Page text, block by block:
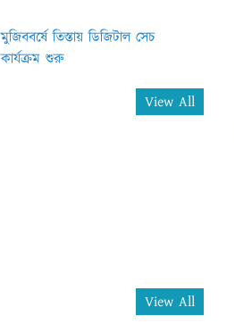
মুজিববর্ষে তিস্তায় ডিজিটাল সেচ
কার্যক্রম শুরু
View All
View All